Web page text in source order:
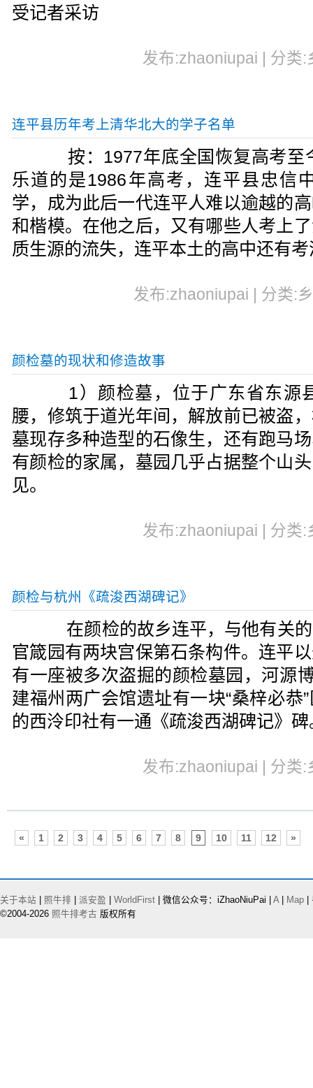
受记者采访
发布:zhaoniupai | 分类
连平县历年考上清华北大的学子名单
按：1977年底全国恢复高考至
乐道的是1986年高考，连平县忠信
学，成为此后一代连平人难以逾越的
和楷模。在他之后，又有哪些人考上
质生源的流失，连平本土的高中还有
发布:zhaoniupai | 分类:
颜检墓的现状和修造故事
1）颜检墓，位于广东省东源
腰，修筑于道光年间，解放前已被盗
墓现存多种造型的石像生，还有跑马
有颜检的家属，墓园几乎占据整个山
见。
发布:zhaoniupai | 分类
颜检与杭州《疏浚西湖碑记》
在颜检的故乡连平，与他有关的
官箴园有两块宫保第石条构件。连平
有一座被多次盗掘的颜检墓园，河源
建福州两广会馆遗址有一块“桑梓必恭
的西泠印社有一通《疏浚西湖碑记》碑
发布:zhaoniupai | 分类
« 1 2 3 4 5 6 7 8 9 10 11 12 »
关于本站 照牛排 派安盈 WorldFirst | 微信公众号：iZhaoNiuPai | A| Map |
©2004-2026 照牛排考古 版权所有